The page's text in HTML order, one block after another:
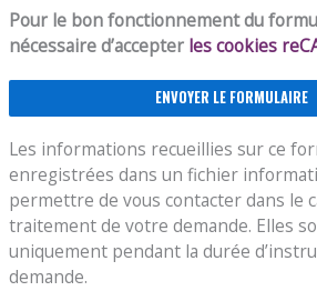
Pour le bon fonctionnement du
nécessaire d’accepter les cookies
Les informations recueillies sur ce
enregistrées dans un fichier
permettre de vous contacter dans le
traitement de votre demande. Elles
uniquement pendant la durée
demande.